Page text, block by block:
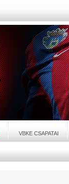
VBKE CSAPATAI